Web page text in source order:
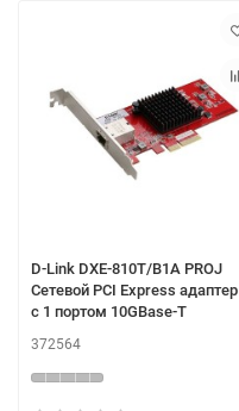
D-Link DXE-810T/B1A PROJ
Сетевой PCI Express адаптер
с 1 портом 10GBase-T
372564